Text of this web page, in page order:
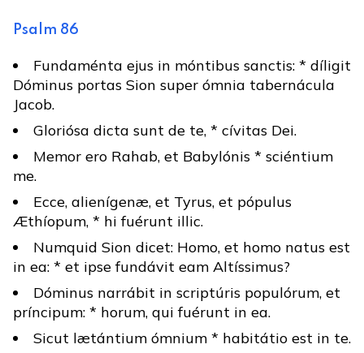
Psalm 86
Fundaménta ejus in móntibus sanctis: * díligit
Dóminus portas Sion super ómnia tabernácula
Jacob.
Gloriósa dicta sunt de te, * cívitas Dei.
Memor ero Rahab, et Babylónis * sciéntium
me.
Ecce, alienígenæ, et Tyrus, et pópulus
Æthíopum, * hi fuérunt illic.
Numquid Sion dicet: Homo, et homo natus est
in ea: * et ipse fundávit eam Altíssimus?
Dóminus narrábit in scriptúris populórum, et
príncipum: * horum, qui fuérunt in ea.
Sicut lætántium ómnium * habitátio est in te.